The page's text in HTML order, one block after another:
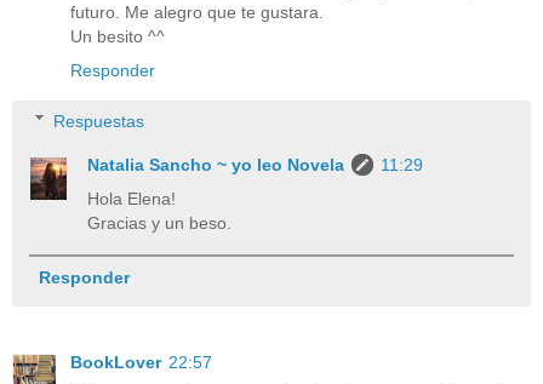
futuro. Me alegro que te gustara.
Un besito ^^
Responder
Respuestas
Natalia Sancho ~ yo leo Novela
11:29
Hola Elena!
Gracias y un beso.
Responder
BookLover 22:57